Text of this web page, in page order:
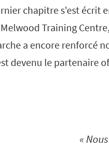
chapitre s'est écrit
Melwood Training
a encore renforcé
devenu le partenaire